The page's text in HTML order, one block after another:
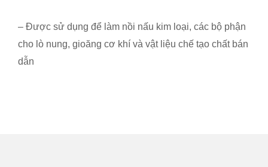
– Được sử dụng để làm nồi nấu kim loại, các bộ phận
cho lò nung, gioăng cơ khí và vật liệu chế tạo chất bán
dẫn